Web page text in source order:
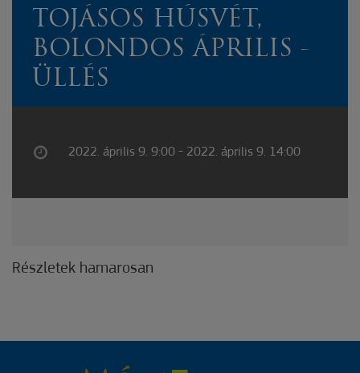
Nem értékelt
TOJÁSOS HÚSVÉT,
BOLONDOS ÁPRILIS -
ÜLLÉS
2022. április 9. 9:00 - 2022. április 9. 14:00
Részletek hamarosan